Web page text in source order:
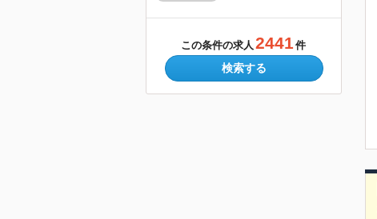
この条件の求人 2441 件
検索する